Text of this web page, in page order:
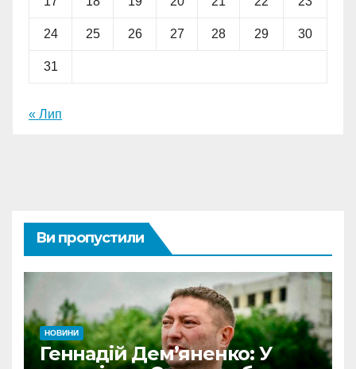
24 25 26 27 28 29 30
31
« Лип
Ви пропустили
НОВИНИ
Геннадій Дем’яненко: У